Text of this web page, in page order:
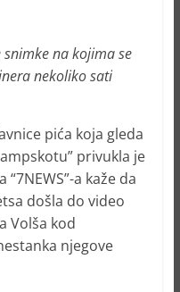
na kojima se
nekoliko sati
pića koja gleda
privukla je
a kaže da
došla do video
Volša kod
njegove